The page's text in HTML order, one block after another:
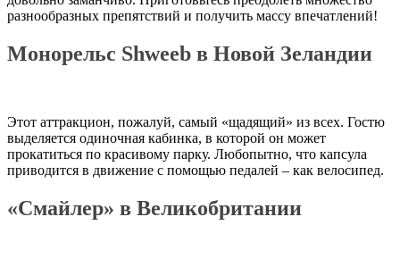
разнообразных препятствий и получить массу впечатлений!
Монорельс Shweeb в Новой Зеландии
Этот аттракцион, пожалуй, самый «щадящий» из всех. Гостю
выделяется одиночная кабинка, в которой он может
прокатиться по красивому парку. Любопытно, что капсула
приводится в движение с помощью педалей – как велосипед.
«Смайлер» в Великобритании